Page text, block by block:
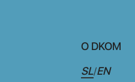
O DKOM
SL/EN